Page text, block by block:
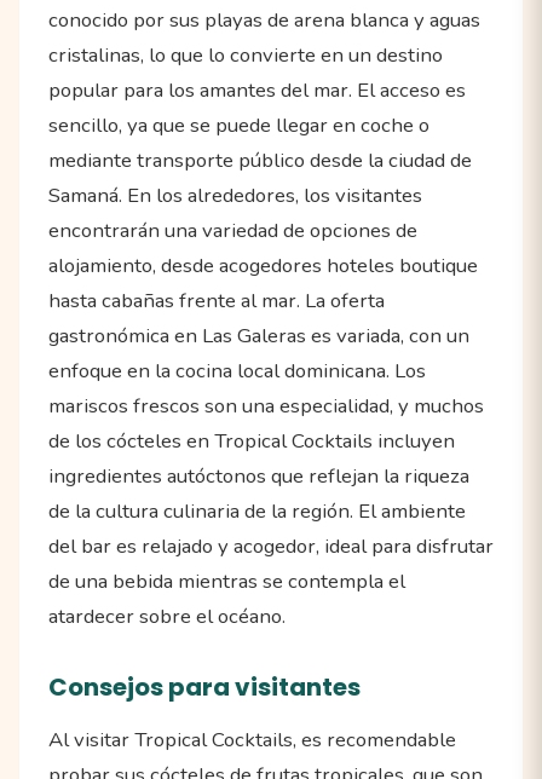
conocido por sus playas de arena blanca y aguas
cristalinas, lo que lo convierte en un destino
popular para los amantes del mar. El acceso es
sencillo, ya que se puede llegar en coche o
mediante transporte público desde la ciudad de
Samaná. En los alrededores, los visitantes
encontrarán una variedad de opciones de
alojamiento, desde acogedores hoteles boutique
hasta cabañas frente al mar. La oferta
gastronómica en Las Galeras es variada, con un
enfoque en la cocina local dominicana. Los
mariscos frescos son una especialidad, y muchos
de los cócteles en Tropical Cocktails incluyen
ingredientes autóctonos que reflejan la riqueza
de la cultura culinaria de la región. El ambiente
del bar es relajado y acogedor, ideal para disfrutar
de una bebida mientras se contempla el
atardecer sobre el océano.
Consejos para visitantes
Al visitar Tropical Cocktails, es recomendable